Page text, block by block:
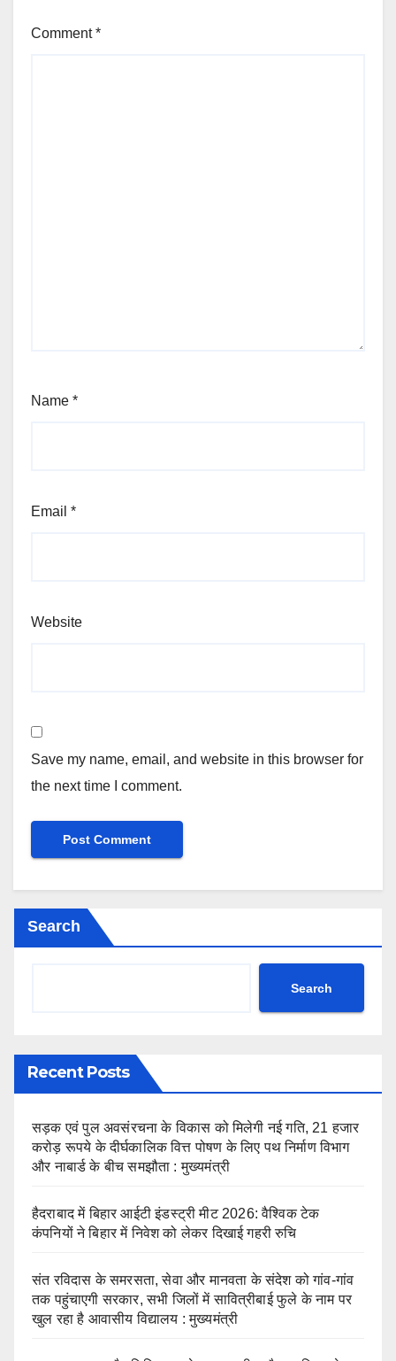
Comment*
Name *
Email *
Website
Save my name, email, and website in this browser for
the next time I comment.
Search
Search
Recent Posts
सड़क एवं पुल अवसंरचना के विकास को मिलेगी नई गति, 21 हजार
करोड़ रूपये के दीर्घकालिक वित्त पोषण के लिए पथ निर्माण विभाग
और नाबार्ड के बीच समझौता : मुख्यमंत्री
हैदराबाद में बिहार आईटी इंडस्ट्री मीट 2026: वैश्विक टेक
कंपनियों ने बिहार में निवेश को लेकर दिखाई गहरी रुचि
संत रविदास के समरसता, सेवा और मानवता के संदेश को गांव-गांव
तक पहुंचाएगी सरकार, सभी जिलों में सावित्रीबाई फुले के नाम पर
खुल रहा है आवासीय विद्यालय : मुख्यमंत्री